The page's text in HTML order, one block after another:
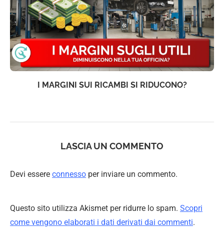
I MARGINI SUI RICAMBI SI RIDUCONO?
LASCIA UN COMMENTO
Devi essere connesso per inviare un commento.
Questo sito utilizza Akismet per ridurre lo spam. Scopri
come vengono elaborati i dati derivati dai commenti.